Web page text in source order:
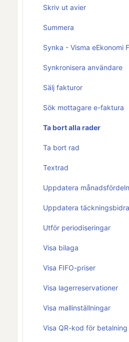
Skriv ut avier
Summera
Synka - Visma eEkonomi
Synkronisera användare
Sälj fakturor
Sök mottagare e-faktura
Ta bort alla rader
Ta bort rad
Textrad
Uppdatera
Uppdatera
Utför periodiseringar
Visa bilaga
Visa FIFO-priser
Visa lagerreservationer
Visa mallinställningar
Visa QR-kod för